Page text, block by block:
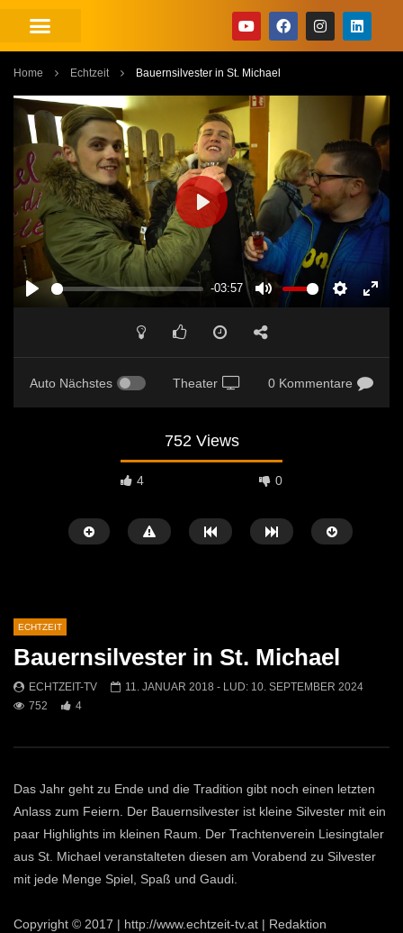
Home Echtzeit Bauernsilvester in St. Michael
-03:57
MUTE SETTINGS
PLAY
Auto Nächstes Theater 0 Kommentare
752 Views
4 0
„Spirituelle Reise“ Vocalensemble
ECHTZEIT-TV
18. NOVEMBER 2024
ECHTZEIT-TV
12.
ECHTZEIT
Bauernsilvester in St. Michael
ECHTZEIT-TV 11. JANUAR 2018 - LUD: 10. SEPTEMBER 2024
752
4
Das Jahr geht zu Ende und die Tradition gibt noch einen letzten
Anlass zum Feiern. Der Bauernsilvester ist kleine Silvester mit ein
paar Highlights im kleinen Raum. Der Trachtenverein Liesingtaler
aus St. Michael veranstalteten diesen am Vorabend zu Silvester
mit jede Menge Spiel, Spaß und Gaudi.
Copyright © 2017 | http://www.echtzeit-tv.at | Redaktion